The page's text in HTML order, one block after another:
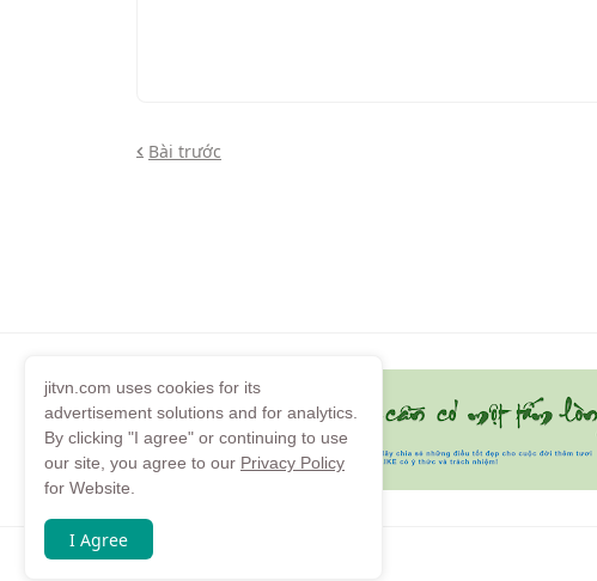
Bài trước
Copyright by
jitvn.com uses cookies for its
advertisement solutions and for analytics.
By clicking "I agree" or continuing to use
our site, you agree to our Privacy Policy
for Website.
I Agree